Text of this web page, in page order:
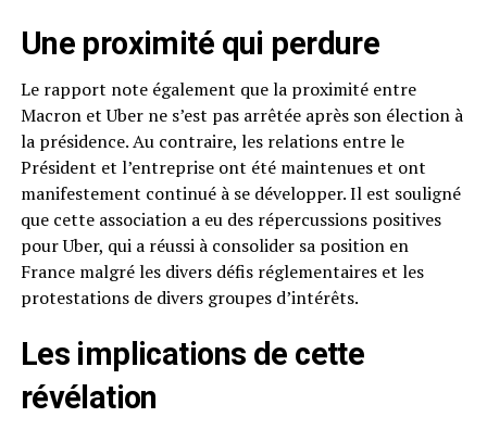
Une proximité qui perdure
Le rapport note également que la proximité entre
Macron et Uber ne s’est pas arrêtée après son élection à
la présidence. Au contraire, les relations entre le
Président et l’entreprise ont été maintenues et ont
manifestement continué à se développer. Il est souligné
que cette association a eu des répercussions positives
pour Uber, qui a réussi à consolider sa position en
France malgré les divers défis réglementaires et les
protestations de divers groupes d’intérêts.
Les implications de cette
révélation